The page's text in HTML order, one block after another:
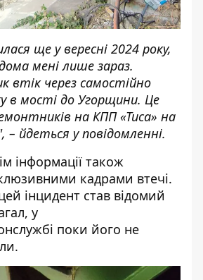
ще у вересні 2024 року,
мені лише зараз.
втік через самостійно
в мості до Угорщини. Це
на КПП «Тиса» на
йдеться у повідомленні.
інформації також
кадрами втечі.
інцидент став відомий
у
поки його не